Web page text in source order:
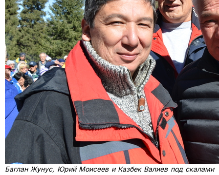
Баглан Жунус, Юрий Моисеев и Казбек Валиев под скалами